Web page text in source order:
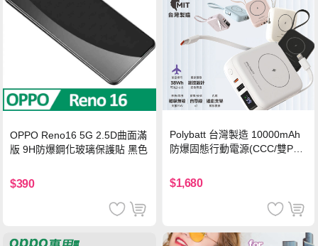
OPPO Reno16 5G 2.5D曲面滿
版 9H防爆鋼化玻璃保護貼 黑色
$390
Polybatt 台灣製造 10000mAh
防爆固態行動電源(CCC/雙PD
$1,680